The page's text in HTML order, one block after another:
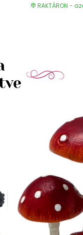
RAKTÁRON -